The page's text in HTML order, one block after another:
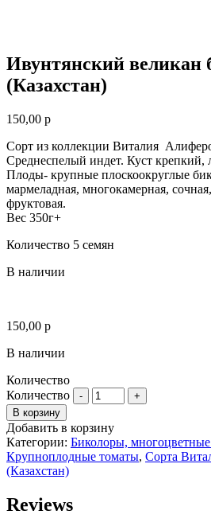
Ивунтянский великан
(Казахстан)
150,00 р
Сорт из коллекции Виталия
Среднеспелый индет. Куст крепкий,
Плоды- крупные плоскоокруглые
мармеладная, многокамерная,
фруктовая.
Вес 350г+
Количество 5 семян
В наличии
150,00 р
В наличии
Количество
Количество
В корзину
Добавить в корзину
Категории: Биколоры,
Крупноплодные томаты, Сорта
(Казахстан)
Reviews